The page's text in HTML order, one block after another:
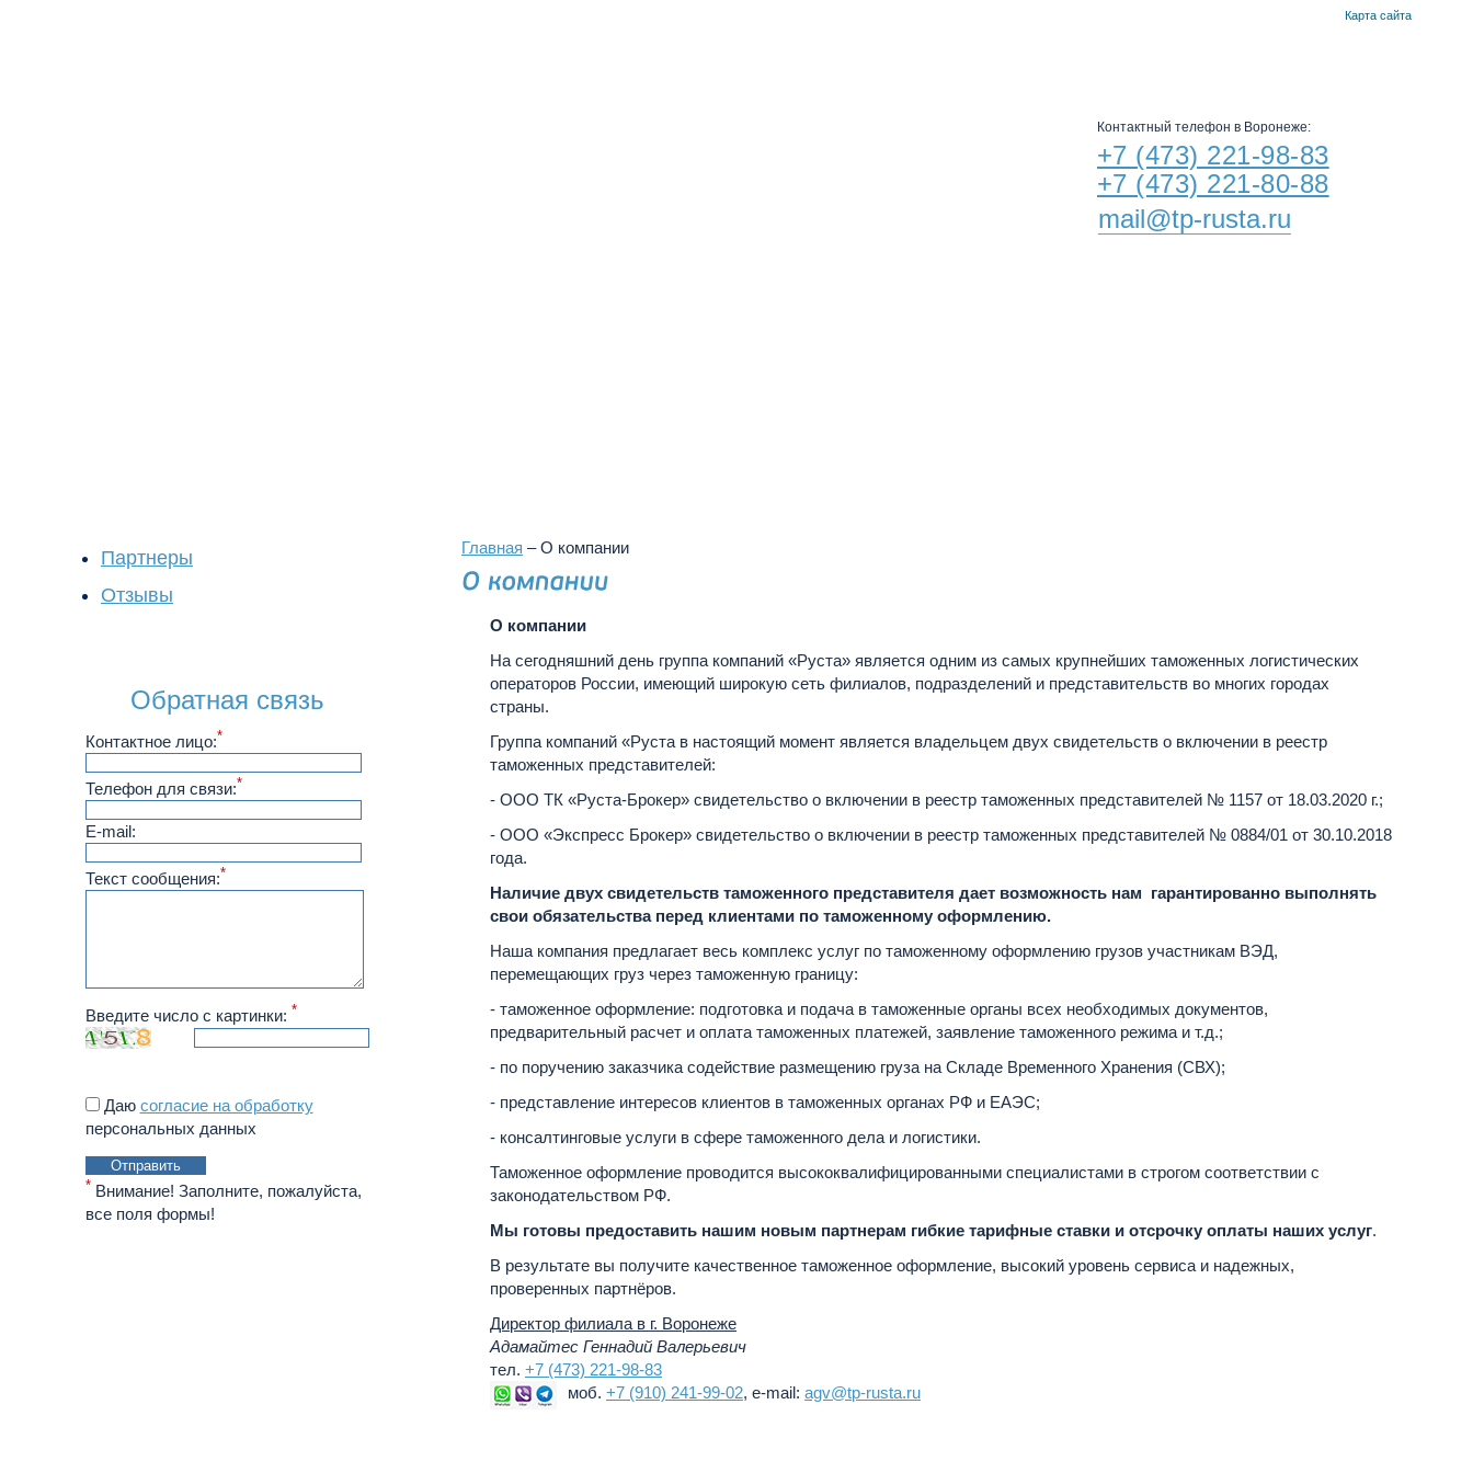
Карта сайта
Контактный телефон в Воронеже:
+7 (473) 221-98-83
+7 (473) 221-80-88
mail@tp-rusta.ru
Главная –О компании
О компании
На сегодняшний день группа компаний «Руста» является одним из самых крупнейших таможенных логистических
операторов России, имеющий широкую сеть филиалов, подразделений и представительств во многих городах
страны.
Группа компаний «Руста в настоящий момент является владельцем двух свидетельств о включении в реестр
таможенных представителей:
- ООО ТК «Руста-Брокер» свидетельство о включении в реестр таможенных представителей № 1157 от 18.03.2020 г.;
- ООО «Экспресс Брокер» свидетельство о включении в реестр таможенных представителей № 0884/01 от 30.10.2018
года.
Наличие двух свидетельств таможенного представителя дает возможность нам гарантированно выполнять
свои обязательства перед клиентами по таможенному оформлению.
Наша компания предлагает весь комплекс услуг по таможенному оформлению грузов участникам ВЭД,
перемещающих груз через таможенную границу:
- таможенное оформление: подготовка и подача в таможенные органы всех необходимых документов,
предварительный расчет и оплата таможенных платежей, заявление таможенного режима и т.д.;
- по поручению заказчика содействие размещению груза на Складе Временного Хранения (СВХ);
- представление интересов клиентов в таможенных органах РФ и ЕАЭС;
- консалтинговые услуги в сфере таможенного дела и логистики.
Таможенное оформление проводится высококвалифицированными специалистами в строгом соответствии с
законодательством РФ.
Мы готовы предоставить нашим новым партнерам гибкие тарифные ставки и отсрочку оплаты наших услуг.
В результате вы получите качественное таможенное оформление, высокий уровень сервиса и надежных,
проверенных партнёров.
Директор филиала в г. Воронеже
Адамайтес Геннадий Валерьевич
тел. +7 (473) 221-98-83
моб. +7 (910) 241-99-02, e-mail: agv@tp-rusta.ru
Партнеры
Отзывы
Обратная связь
Контактное лицо:*
Телефон для связи:*
E-mail:
Текст сообщения:*
Введите число с картинки: *
Даю согласие на обработку
персональных данных
Отправить
* Внимание! Заполните, пожалуйста,
все поля формы!